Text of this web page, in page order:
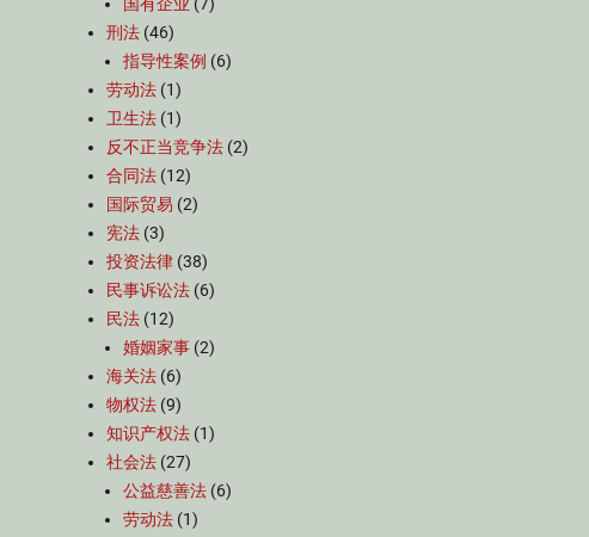
刑法 (46)
指导性案例 (6)
劳动法 (1)
卫生法 (1)
反不正当竞争法 (2)
合同法 (12)
国际贸易 (2)
宪法 (3)
投资法律 (38)
民事诉讼法 (6)
民法 (12)
婚姻家事 (2)
海关法 (6)
物权法 (9)
知识产权法 (1)
社会法 (27)
公益慈善法 (6)
劳动法 (1)